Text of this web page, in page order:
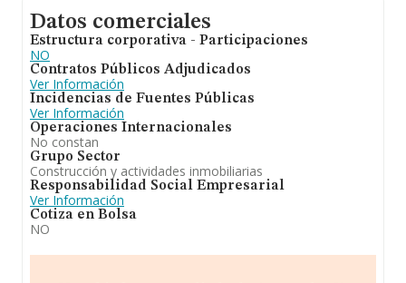
Datos comerciales
Estructura corporativa - Participaciones
NO
Contratos Públicos Adjudicados
Ver Información
Incidencias de Fuentes Públicas
Ver Información
Operaciones Internacionales
No constan
Grupo Sector
Construcción y actividades inmobiliarias
Responsabilidad Social Empresarial
Ver Información
Cotiza en Bolsa
NO